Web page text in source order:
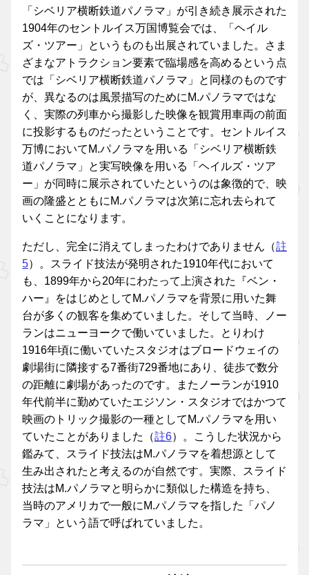
「シベリア横断鉄道パノラマ」が引き続き展示された
1904年のセントルイス万国博覧会では、「ヘイル
ズ・ツアー」というものも出展されていました。さま
ざまなアトラクション要素で臨場感を高めるという点
では「シベリア横断鉄道パノラマ」と同様のものです
が、異なるのは風景描写のためにM.パノラマではな
く、実際の列車から撮影した映像を観賞用車両の前面
に投影するものだったということです。セントルイス
万博においてM.パノラマを用いる「シベリア横断鉄
道パノラマ」と実写映像を用いる「ヘイルズ・ツア
ー」が同時に展示されていたというのは象徴的で、映
画の隆盛とともにM.パノラマは次第に忘れ去られて
いくことになります。
ただし、完全に消えてしまったわけでありません（註
5）。スライド技法が発明された1910年代において
も、1899年から20年にわたって上演された『ベン・
ハー』をはじめとしてM.パノラマを背景に用いた舞
台が多くの観客を集めていました。そして当時、ノー
ランはニューヨークで働いていました。とりわけ
1916年頃に働いていたスタジオはブロードウェイの
劇場街に隣接する7番街729番地にあり、徒歩で数分
の距離に劇場があったのです。またノーランが1910
年代前半に勤めていたエジソン・スタジオではかつて
映画のトリック撮影の一種としてM.パノラマを用い
ていたことがありました（註6）。こうした状況から
鑑みて、スライド技法はM.パノラマを着想源として
生み出されたと考えるのが自然です。実際、スライド
技法はM.パノラマと明らかに類似した構造を持ち、
当時のアメリカで一般にM.パノラマを指した「パノ
ラマ」という語で呼ばれていました。